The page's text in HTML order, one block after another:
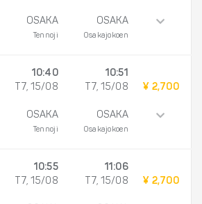
OSAKA
Tennoji
OSAKA
Osakajokoen
10:40
T7, 15/08
OSAKA
Tennoji
10:51
T7, 15/08
OSAKA
Osakajokoen
¥ 2,700
10:55
T7, 15/08
11:06
T7, 15/08
¥ 2,700